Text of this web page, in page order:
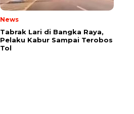
News
Tabrak Lari di Bangka Raya,
Pelaku Kabur Sampai Terobos
Tol